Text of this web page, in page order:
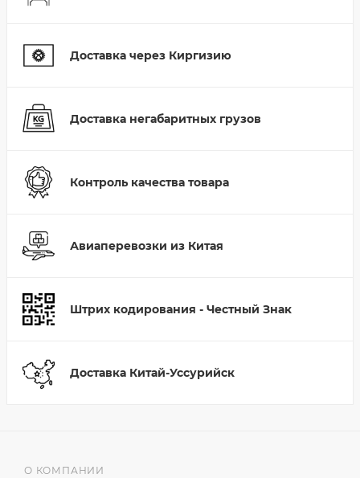
Доставка через Киргизию
Доставка негабаритных грузов
Контроль качества товара
Авиаперевозки из Китая
Штрих кодирования - Честный Знак
Доставка Китай-Уссурийск
О КОМПАНИИ